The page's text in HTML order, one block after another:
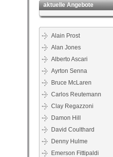
aktuelle Angebote
Alain Prost
Alan Jones
Alberto Ascari
Ayrton Senna
Bruce McLaren
Carlos Reutemann
Clay Regazzoni
Damon Hill
David Coulthard
Denny Hulme
Emerson Fittipaldi